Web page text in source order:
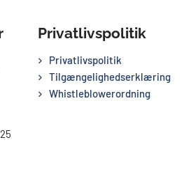
Privatlivspolitik
Privatlivspolitik
Tilgængelighedserklæring
Whistleblowerordning